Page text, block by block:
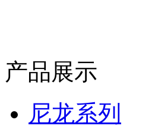
产品展示
尼龙系列